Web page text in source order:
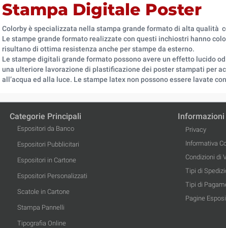
Stampa Digitale Poster
Colorby è specializzata nella stampa grande formato di alta qualità
Le stampe grande formato realizzate con questi inchiostri hanno
risultano di ottima resistenza anche per stampe da esterno.
Le stampe digitali grande formato possono avere un effetto lucido
una ulteriore lavorazione di plastificazione dei poster stampati per
all’acqua ed alla luce. Le stampe latex non possono essere lavate
Categorie Principali
Espositori da Banco
Espositori Pubblicitari
Espositori in Cartone
Espositori Personalizzati
Scatole in Cartone
Stampa Pannelli
Tipografia Online
Informazioni
Privacy
Informativa
Condizioni di
Tipi di
Tipi di
Pagine